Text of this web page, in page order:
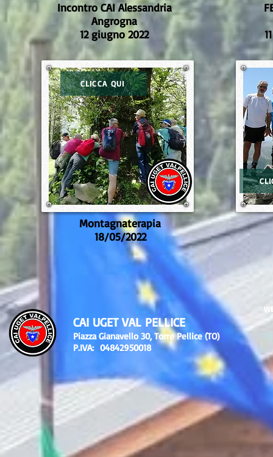
Incontro CAI Alessandria
Angrogna
12 giugno 2022
Montagnaterapia
18/05/2022
CLICCA QUI
CAI UGET VAL PELLICE
Piazza Gianavello 30, Torre Pellice (TO)
P.IVA: 04842950018